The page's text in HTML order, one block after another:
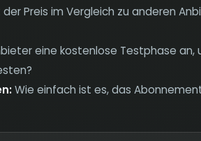
Preis im Vergleich zu anderen
eine kostenlose Testphase an,
Wie einfach ist es, das